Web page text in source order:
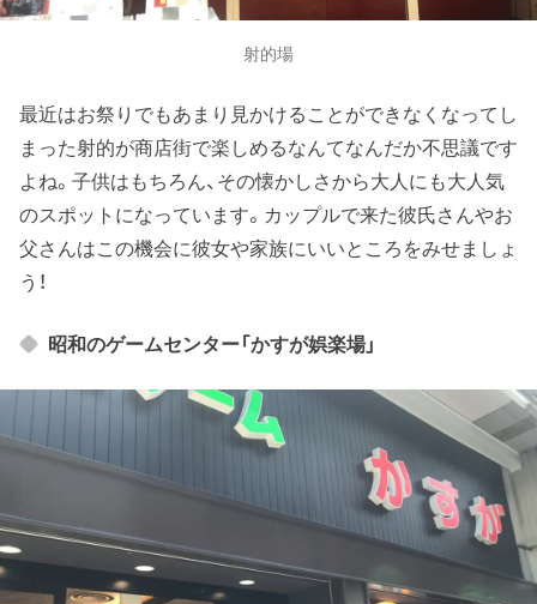
射的場
最近はお祭りでもあまり見かけることができなくなってし
まった射的が商店街で楽しめるなんてなんだか不思議です
よね。子供はもちろん、その懐かしさから大人にも大人気
のスポットになっています。カップルで来た彼氏さんやお
父さんはこの機会に彼女や家族にいいところをみせましょ
う！
昭和のゲームセンター「かすが娯楽場」